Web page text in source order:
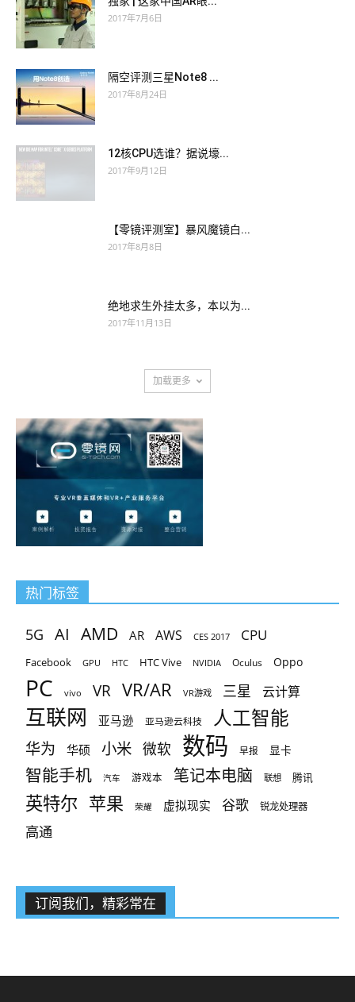
2017年7月6日
隔空评测三星Note8 ...
2017年8月24日
12核CPU选谁？据说壕...
2017年9月12日
【零镜评测室】暴风魔镜白...
2017年8月8日
绝地求生外挂太多，本以为...
2017年11月13日
加载更多
热门标签
5G AI AMD AR AWS CES 2017 CPU
Facebook GPU HTC HTC Vive NVIDIA Oculus Oppo
PC vivo VR VR/AR VR游戏 三星 云计算
互联网 亚马逊 亚马逊云科技 人工智能
华为 华硕 小米 微软 数码 早报 显卡
智能手机 汽车 游戏本 笔记本电脑 联想 腾讯
英特尔 苹果 荣耀 虚拟现实 谷歌 锐龙处理器
高通
订阅我们，精彩常在